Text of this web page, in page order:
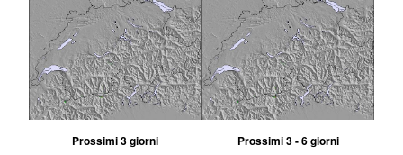
Prossimi 3 giorni Prossimi 3 - 6 giorni